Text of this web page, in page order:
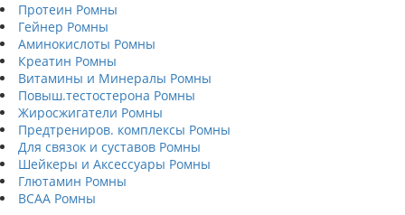
Протеин Ромны
Гейнер Ромны
Аминокислоты Ромны
Креатин Ромны
Витамины и Минералы Ромны
Повыш.тестостерона Ромны
Жиросжигатели Ромны
Предтрениров. комплексы Ромны
Для связок и суставов Ромны
Шейкеры и Аксессуары Ромны
Глютамин Ромны
BCAA Ромны